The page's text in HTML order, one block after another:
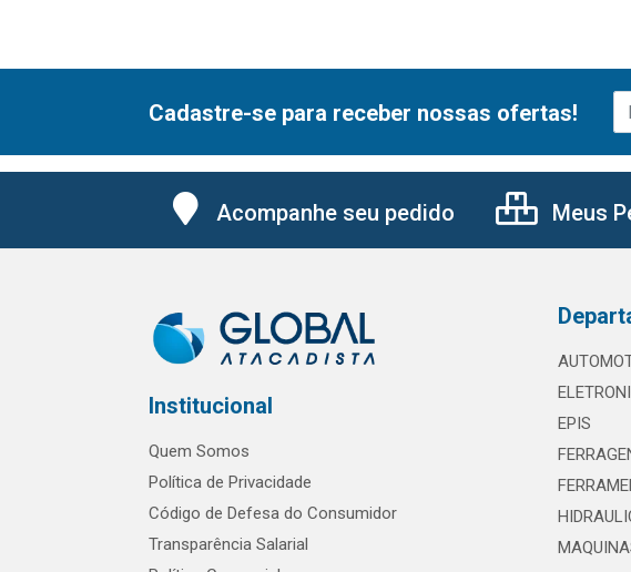
Cadastre-se para receber nossas ofertas!
Acompanhe seu pedido Meus
Institucional
Quem Somos
Política de Privacidade
Código de Defesa do Consumidor
Transparência Salarial
EPIS